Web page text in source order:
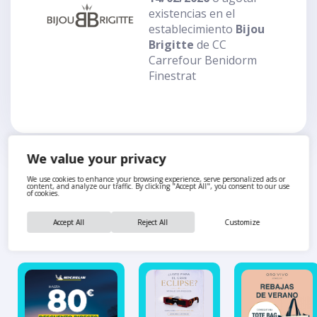
We value your privacy
We use cookies to enhance your browsing experience, serve personalized ads or
content, and analyze our traffic. By clicking "Accept All", you consent to our use
of cookies.
Customize
Reject All
Accept All
existencias en el
establecimiento Bijou
Brigitte de CC
Carrefour Benidorm
Finestrat
También te puede interesar